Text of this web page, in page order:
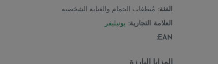
الفئة: مُنظفات الحمام والعناية الشخصية
العلامة التجارية: يونيليفر
EAN: